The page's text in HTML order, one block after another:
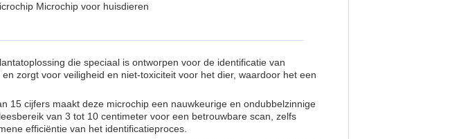
Microchip voor huisdieren
die speciaal is ontworpen voor de identificatie van
zorgt voor veiligheid en niet-toxiciteit voor het dier, waardoor het een
15 cijfers maakt deze microchip een nauwkeurige en ondubbelzinnige
van 3 tot 10 centimeter voor een betrouwbare scan, zelfs
efficiëntie van het identificatieproces.